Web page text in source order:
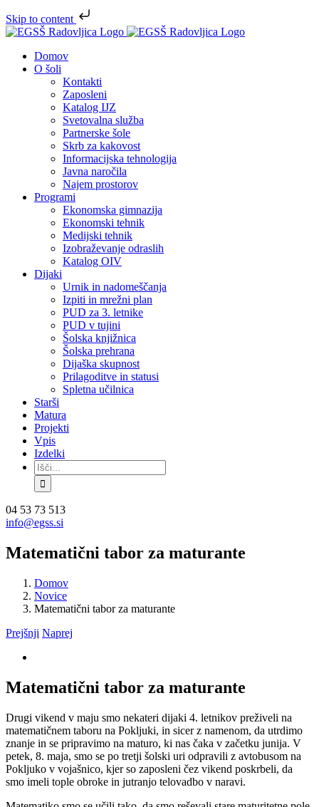
Skip to content
Skip
contentDomov
O šoli
Kontakti
Zaposleni
Katalog IJZ
Svetovalna služba
Partnerske šole
Skrb za kakovost
Informacijska tehnologija
Javna naročila
Najem prostorov
Programi
Ekonomska gimnazija
Ekonomski tehnik
Medijski tehnik
Izobraževanje odraslih
Katalog OIV
Dijaki
Urnik in nadomeščanja
Izpiti in mrežni plan
PUD za 3. letnike
PUD v tujini
Šolska knjižnica
Šolska prehrana
Dijaška skupnost
Prilagoditve in statusi
Spletna učilnica
Starši
Matura
Projekti
Vpis
Izdelki
Search
for:
Facebook
Instagram
YouTube
04 53 73 513
info@egss.si
Matematični tabor za maturante
Domov
Novice
Matematični tabor za maturante
Prejšnji Naprej
Matematični tabor za maturante
Drugi vikend v maju smo nekateri dijaki 4. letnikov preživeli na
matematičnem taboru na Pokljuki, in sicer z namenom, da utrdimo
znanje in se pripravimo na maturo, ki nas čaka v začetku junija. V
petek, 8. maja, smo se po tretji šolski uri odpravili z avtobusom na
Pokljuko v vojašnico, kjer so zaposleni čez vikend poskrbeli, da
smo imeli tople obroke in jutranjo telovadbo v naravi.